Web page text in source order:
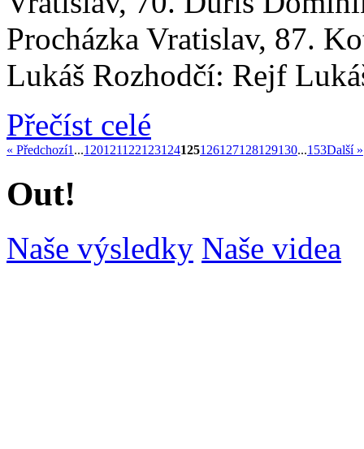
Procházka Vratislav, 87.
Lukáš Rozhodčí: Rejf
Přečíst celé
« Předchozí1 ...120121122123124125126127128129130...153Další »
Out!
Naše výsledky Naše videa